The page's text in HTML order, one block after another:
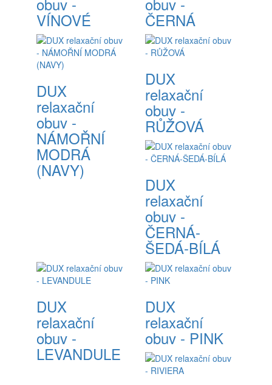
VÍNOVÉ ČERNÁ
DUX
relaxační
obuv -
NÁMOŘNÍ
MODRÁ
(NAVY)
DUX
relaxační
obuv -
RŮŽOVÁ
DUX
relaxační
obuv -
ČERNÁ-
ŠEDÁ-BÍLÁ
DUX
relaxační
obuv -
LEVANDULE
DUX
relaxační
obuv - PINK